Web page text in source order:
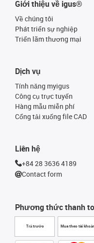
Giới thiệu về igus®
Về chúng tôi
Phát triển sự nghiệp
Triển lãm thương mại
Phương thức thanh
Trả trước Mua theo tài khoản
Dịch vụ
Tính năng myigus
Công cụ trực tuyến
Hàng mẫu miễn phí
Cổng tải xuống file CAD
Liên hệ
+84 28 3636 4189
Contact form